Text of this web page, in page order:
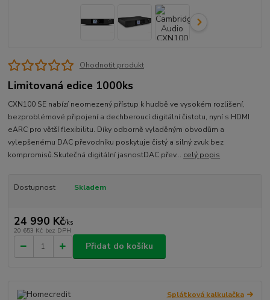
Ohodnotit produkt
Limitovaná edice 1000ks
CXN100 SE nabízí neomezený přístup k hudbě ve vysokém rozlišení,
bezproblémové připojení a dechberoucí digitální čistotu, nyní s HDMI
eARC pro větší flexibilitu. Díky odborně vyladěným obvodům a
vylepšenému DAC převodníku poskytuje čistý a silný zvuk bez
kompromisů.Skutečná digitální jasnostDAC přev... celý popis
Dostupnost Skladem
24 990 Kč/ks
20 653 Kč bez DPH
Přidat do košíku
Splátková kalkulačka